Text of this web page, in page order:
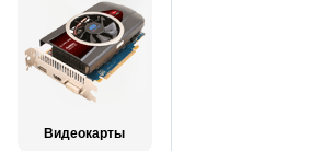
Видеокарты